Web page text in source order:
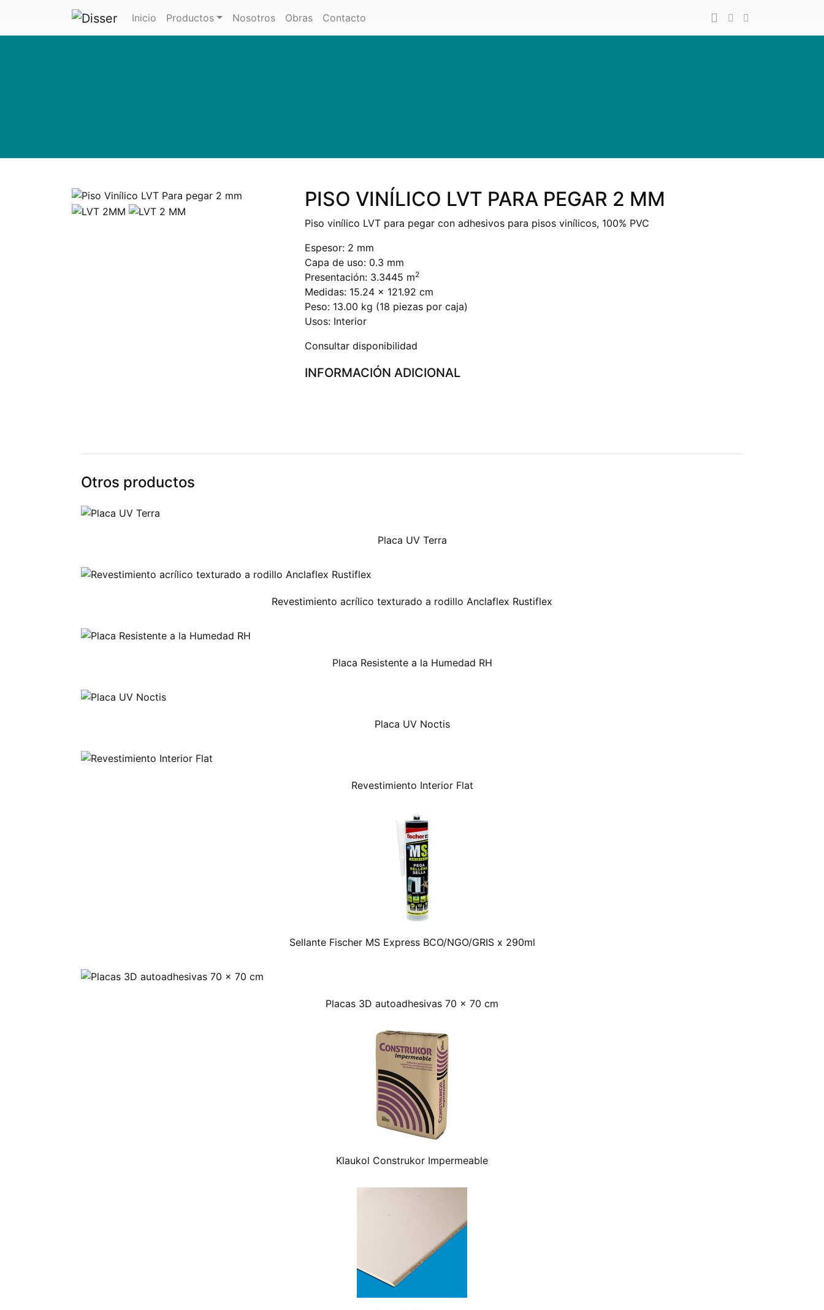
Inicio (actual)
Productos Nosotros Obras Contacto
PISO VINÍLICO LVT PARA PEGAR 2 MM
Piso vinílico LVT para pegar con adhesivos para pisos vinílicos, 100% PVC
Espesor: 2 mm
Capa de uso: 0.3 mm
Presentación: 3.3445 m2
Medidas: 15.24 x 121.92 cm
Peso: 13.00 kg (18 piezas por caja)
Usos: Interior
Consultar disponibilidad
INFORMACIÓN ADICIONAL
Otros productos
Placa UV Terra
Revestimiento acrílico texturado a rodillo Anclaflex Rustiflex
Placa Resistente a la Humedad RH
Placa UV Noctis
Revestimiento Interior Flat
Sellante Fischer MS Express BCO/NGO/GRIS x 290ml
Placas 3D autoadhesivas 70 x 70 cm
Klaukol Construkor Impermeable